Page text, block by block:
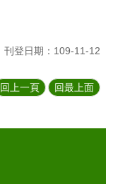
刊登日期：109-11-12
回上一頁 回最上面